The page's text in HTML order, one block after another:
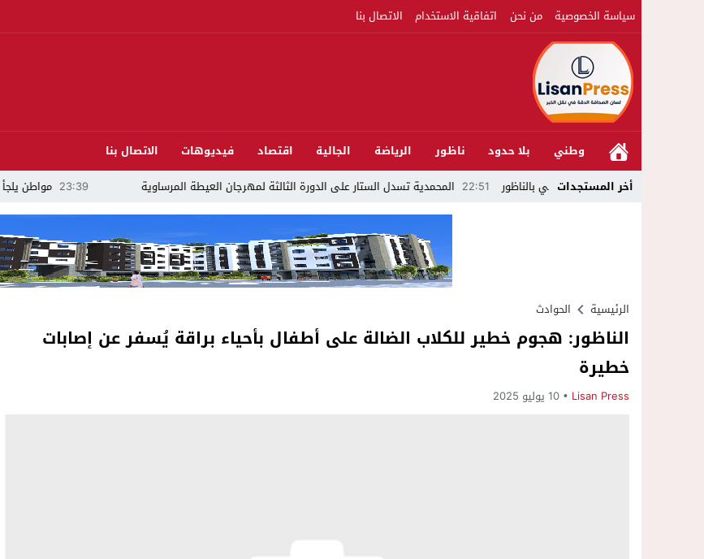
سياسة الخصوصية من نحن اتفاقية الاستخدام الاتصال بنا
وطني بلا حدود ناظور الرياضة الجالية اقتصاد فيديوهات
الاتصال بنا
أخر المستجدات
23:39 مواطن يلجأ للقضاء ويتهم 22:51 المحمدية تسدل الستار على الدورة الثالثة لمهرجان العيطة المرساوية
الرئيسية الحوادث
الناظور: هجوم خطير للكلاب الضالة على أطفال بأحياء براقة يُسفر عن إصابات
خطيرة
Lisan Press 10 يوليو 2025